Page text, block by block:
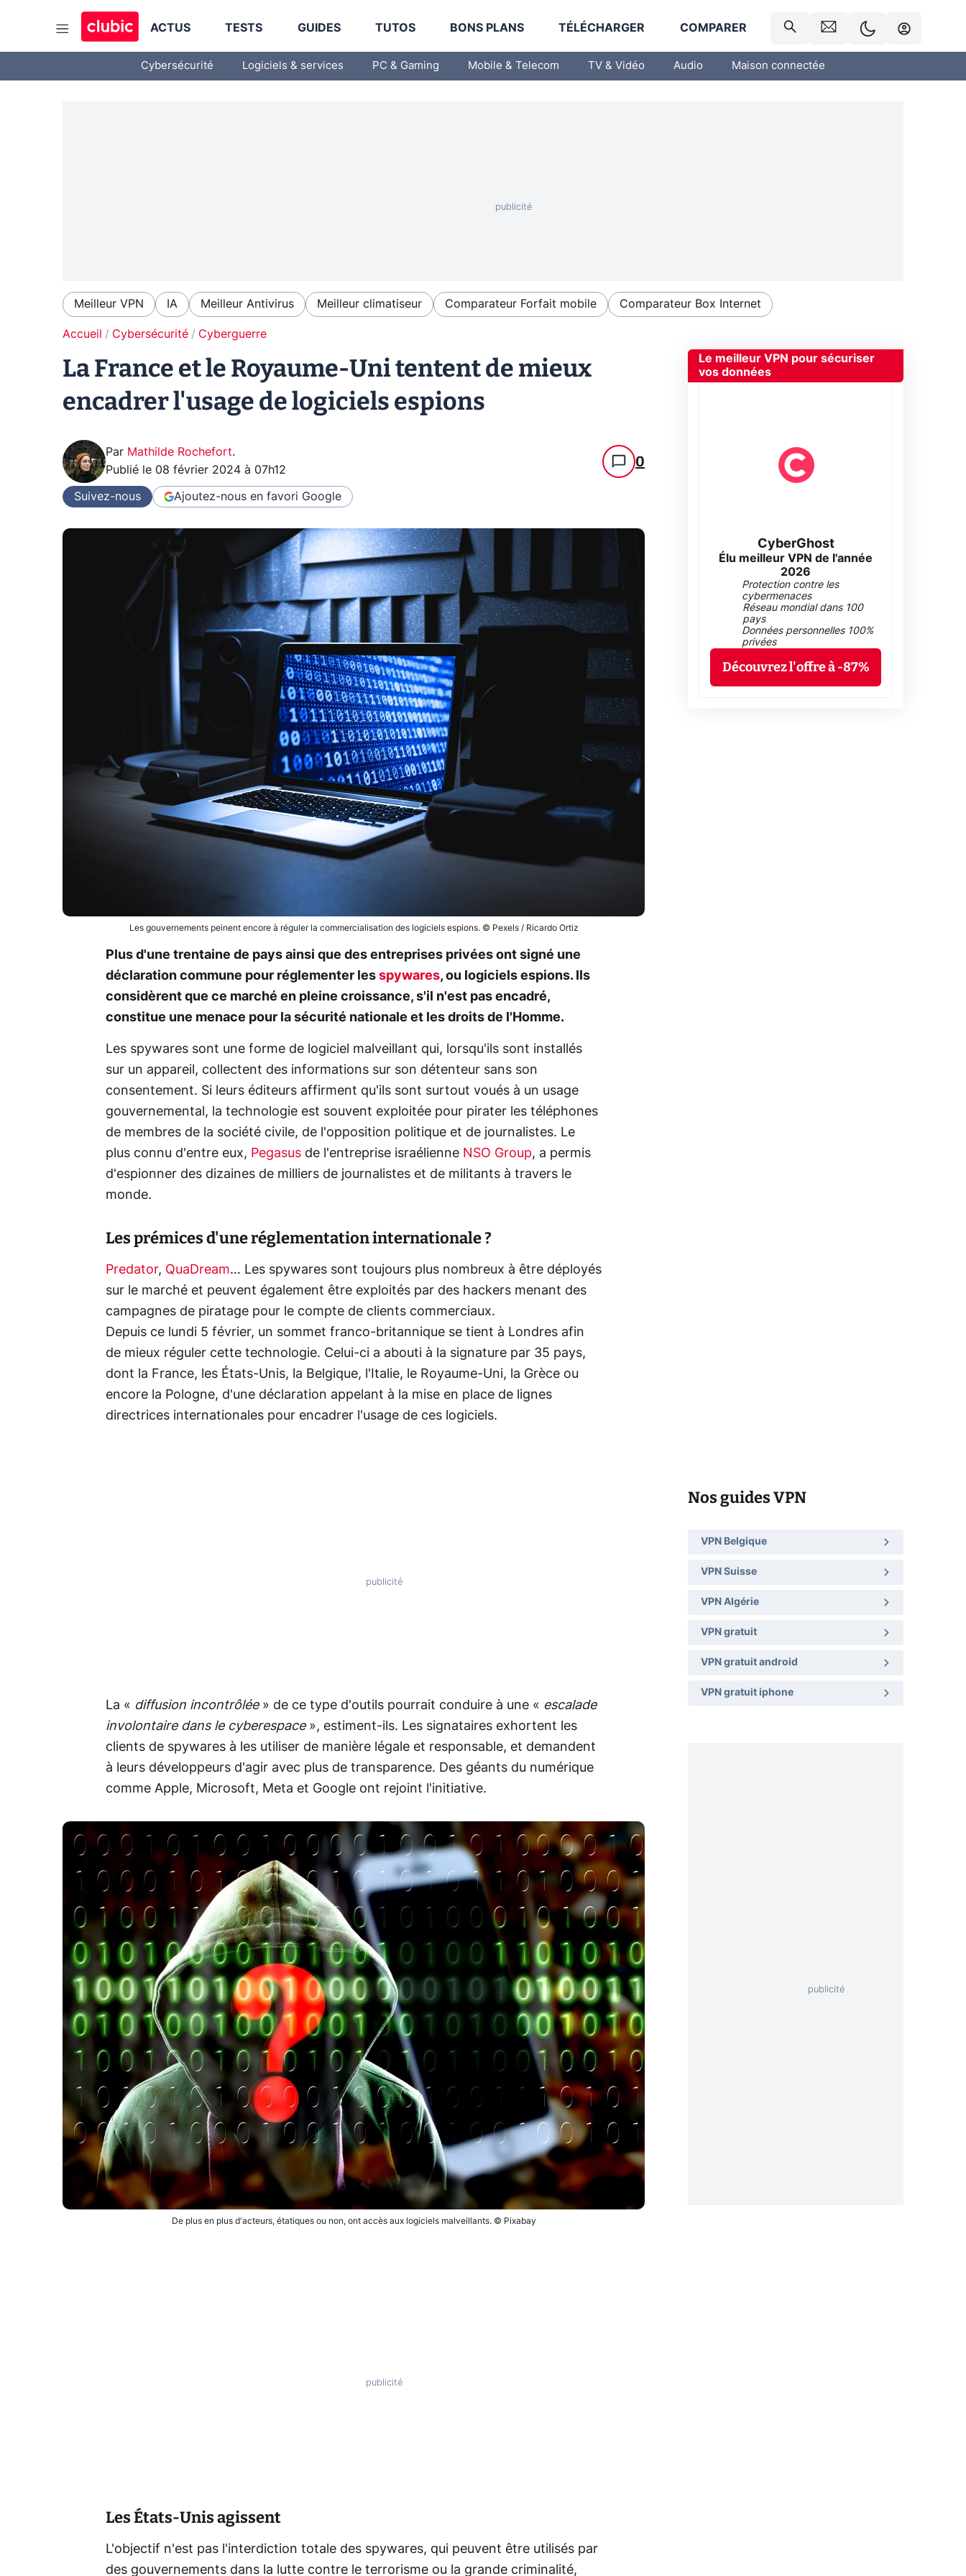
ACTUS TESTS GUIDES TUTOS BONS PLANS TÉLÉCHARGER COMPARER
Cybersécurité Logiciels & services PC & Gaming Mobile & Telecom TV & Vidéo Audio Maison connectée
Meilleur VPN IA Meilleur Antivirus Meilleur climatiseur Comparateur Forfait mobile Comparateur Box Internet
Accueil Cybersécurité Cyberguerre
La France et le Royaume-Uni tentent de mieux
encadrer l'usage de logiciels espions
Par Mathilde Rochefort.
Publié le 08 février 2024 à 07h12 0
Suivez-nous Ajoutez-nous en favori Google
Les gouvernements peinent encore à réguler la commercialisation des logiciels espions. © Pexels / Ricardo Ortiz
Plus d'une trentaine de pays ainsi que des entreprises privées ont signé une
déclaration commune pour réglementer les spywares, ou logiciels espions. Ils
considèrent que ce marché en pleine croissance, s'il n'est pas encadré,
constitue une menace pour la sécurité nationale et les droits de l'Homme.
Les spywares sont une forme de logiciel malveillant qui, lorsqu'ils sont installés
sur un appareil, collectent des informations sur son détenteur sans son
consentement. Si leurs éditeurs affirment qu'ils sont surtout voués à un usage
gouvernemental, la technologie est souvent exploitée pour pirater les téléphones
de membres de la société civile, de l'opposition politique et de journalistes. Le
plus connu d'entre eux, Pegasus de l'entreprise israélienne NSO Group, a permis
d'espionner des dizaines de milliers de journalistes et de militants à travers le
monde.
Les prémices d'une réglementation internationale ?
Predator, QuaDream… Les spywares sont toujours plus nombreux à être déployés
sur le marché et peuvent également être exploités par des hackers menant des
campagnes de piratage pour le compte de clients commerciaux.
Depuis ce lundi 5 février, un sommet franco-britannique se tient à Londres afin
de mieux réguler cette technologie. Celui-ci a abouti à la signature par 35 pays,
dont la France, les États-Unis, la Belgique, l'Italie, le Royaume-Uni, la Grèce ou
encore la Pologne, d'une déclaration appelant à la mise en place de lignes
directrices internationales pour encadrer l'usage de ces logiciels.
La « diffusion incontrôlée» de ce type d'outils pourrait conduire à une « escalade
involontaire dans le cyberespace », estiment-ils. Les signataires exhortent les
clients de spywares à les utiliser de manière légale et responsable, et demandent
à leurs développeurs d'agir avec plus de transparence. Des géants du numérique
comme Apple, Microsoft, Meta et Google ont rejoint l'initiative.
De plus en plus d'acteurs, étatiques ou non, ont accès aux logiciels malveillants. © Pixabay
Les États-Unis agissent
L'objectif n'est pas l'interdiction totale des spywares, qui peuvent être utilisés par
des gouvernements dans la lutte contre le terrorisme ou la grande criminalité,
Le meilleur VPN pour sécuriser
vos données
CyberGhost
Élu meilleur VPN de l'année
2026
Protection contre les
cybermenaces
Réseau mondial dans 100
pays
Données personnelles 100%
privées
Découvrez l'offre à -87%
Nos guides VPN
VPN Belgique
VPN Suisse
VPN Algérie
VPN gratuit
VPN gratuit android
VPN gratuit iphone